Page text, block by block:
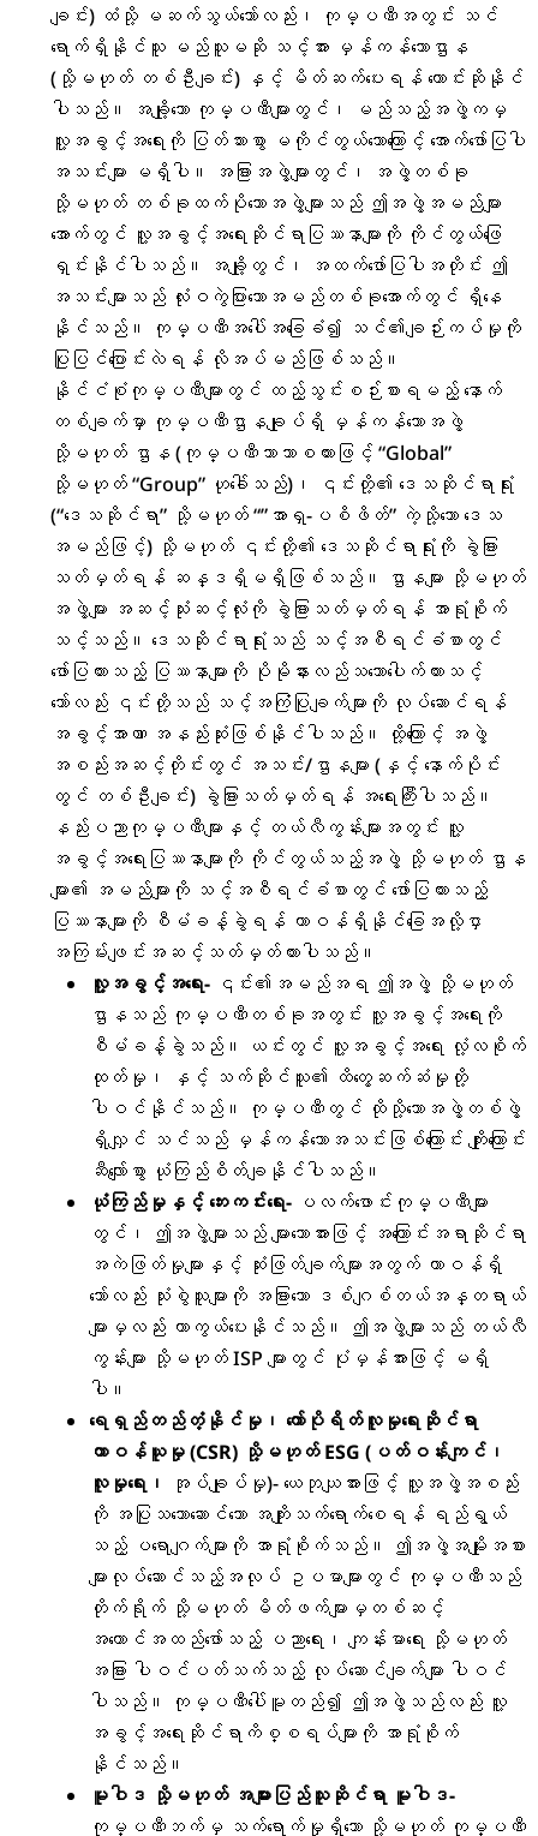
ချင်း) ထံသို့ မဆက်သွယ်သော်လည်း၊ ကုမ္ပဏီအတွင်း သင်
ရောက်ရှိနိုင်သူ မည်သူမဆို သင့်အား မှန်ကန်သောဌာန
(သို့မဟုတ် တစ်ဦးချင်း) နှင့် မိတ်ဆက်ပေးရန် တောင်းဆိုနိုင်
ပါသည်။ အချို့သော ကုမ္ပဏီများတွင်၊ မည်သည့်အဖွဲ့ကမှ
လူ့အခွင့်အရေးကို ပြတ်သားစွာ မကိုင်တွယ်သောကြောင့် အောက်ဖော်ပြပါ
အသင်းများ မရှိပါ။ အခြားအဖွဲ့များတွင်၊ အဖွဲ့တစ်ခု
သို့မဟုတ် တစ်ခုထက်ပိုသောအဖွဲ့များသည် ဤအဖွဲ့အမည်များ
အောက်တွင် လူ့အခွင့်အရေးဆိုင်ရာပြဿနာများကို ကိုင်တွယ်ဖြေ
ရှင်းနိုင်ပါသည်။ အချို့တွင်၊ အထက်ဖော်ပြပါအတိုင်း ဤ
အသင်းများသည် လုံးဝကွဲပြားသောအမည်တစ်ခုအောက်တွင် ရှိနေ
နိုင်သည်။ ကုမ္ပဏီအပေါ်အခြေခံ၍ သင်၏ချဉ်းကပ်မှုကို
ပြုပြင်ပြောင်းလဲရန် လိုအပ်မည်ဖြစ်သည်။
နိုင်ငံစုံကုမ္ပဏီများတွင် ထည့်သွင်းစဉ်းစားရမည့် နောက်
တစ်ချက်မှာ ကုမ္ပဏီဌာနချုပ်ရှိ မှန်ကန်သောအဖွဲ့
သို့မဟုတ် ဌာန (ကုမ္ပဏီဘာသာစကားဖြင့် “Global”
သို့မဟုတ် “Group” ဟုခေါ်သည်)၊ ၎င်းတို့၏ ဒေသဆိုင်ရာရုံး
(“ဒေသဆိုင်ရာ” သို့မဟုတ် “”အာရှ-ပစိဖိတ်” ကဲ့သို့သော ဒေသ
အမည်ဖြင့်) သို့မဟုတ် ၎င်းတို့၏ ဒေသဆိုင်ရာရုံးကို ခွဲခြား
သတ်မှတ်ရန် ဆန္ဒရှိမရှိဖြစ်သည်။ ဌာနများ သို့မဟုတ်
အဖွဲ့များ အဆင့်သုံးဆင့်လုံးကို ခွဲခြားသတ်မှတ်ရန် အာရုံစိုက်
သင့်သည်။ ဒေသဆိုင်ရာရုံးသည် သင့်အစီရင်ခံစာတွင်
ဖော်ပြထားသည့် ပြဿနာများကို ပိုမိုနားလည်သဘောပေါက်ထားသင့်
သော်လည်း ၎င်းတို့သည် သင့်အကြံပြုချက်များကို လုပ်ဆောင်ရန်
အခွင့်အာဏာ အနည်းဆုံးဖြစ်နိုင်ပါသည်။ ထို့ကြောင့် အဖွဲ့
အစည်းအဆင့်တိုင်းတွင် အသင်း/ဌာနများ (နှင့် နောက်ပိုင်း
တွင် တစ်ဦးချင်း) ခွဲခြားသတ်မှတ်ရန် အရေးကြီးပါသည်။
နည်းပညာကုမ္ပဏီများနှင့် တယ်လီကွန်းများအတွင်း လူ့
အခွင့်အရေးပြဿနာများကို ကိုင်တွယ်သည့်အဖွဲ့ သို့မဟုတ် ဌာန
များ၏ အမည်များကို သင့်အစီရင်ခံစာတွင် ဖော်ပြထားသည့်
ပြဿနာများကို စီမံခန့်ခွဲရန် တာဝန်ရှိနိုင်ခြေအလို့ငှာ
အကြမ်းဖျင်းအဆင့်သတ်မှတ်ထားပါသည်။
လူ့အခွင့်အရေး- ၎င်း၏အမည်အရ ဤအဖွဲ့ သို့မဟုတ်
ဌာနသည် ကုမ္ပဏီတစ်ခုအတွင်း လူ့အခွင့်အရေးကို
စီမံခန့်ခွဲသည်။ ယင်းတွင် လူ့အခွင့်အရေး လုံ့လစိုက်
ထုတ်မှု၊ နှင့် သက်ဆိုင်သူ၏ ထိတွေ့ဆက်ဆံမှုတို့
ပါဝင်နိုင်သည်။ ကုမ္ပဏီတွင် ထိုသို့သောအဖွဲ့တစ်ဖွဲ့
ရှိလျှင် သင်သည် မှန်ကန်သောအသင်းဖြစ်ကြောင်း ကျိုးကြောင်း
ဆီလျော်စွာ ယုံကြည်စိတ်ချနိုင်ပါသည်။
ယုံကြည်မှုနှင့် ဘေးကင်းရေး- ပလက်ဖောင်းကုမ္ပဏီများ
တွင်၊ ဤအဖွဲ့များသည် များသောအားဖြင့် အကြောင်းအရာဆိုင်ရာ
အကဲဖြတ်မှုများနှင့် ဆုံးဖြတ်ချက်များအတွက် တာဝန်ရှိ
သော်လည်း သုံးစွဲသူများကို အခြားသော ဒစ်ဂျစ်တယ်အန္တရာယ်
များမှလည်း ကာကွယ်ပေးနိုင်သည်။ ဤအဖွဲ့များသည် တယ်လီ
ကွန်းများ သို့မဟုတ် ISP များတွင် ပုံမှန်အားဖြင့် မရှိ
ပါ။
ရေရှည်တည်တံ့နိုင်မှု၊ ကော်ပိုရိတ်လူမှုရေးဆိုင်ရာ
တာဝန်ယူမှု (CSR) သို့မဟုတ် ESG (ပတ်ဝန်းကျင်၊
လူမှုရေး၊
အုပ်ချုပ်မှု)- ယေဘုယျအားဖြင့် လူ့အဖွဲ့အစည်း
ကို အပြုသဘောဆောင်သော အကျိုးသက်ရောက်စေရန် ရည်ရွယ်
သည့် ပရောဂျက်များကို အာရုံစိုက်သည်။ ဤအဖွဲ့အမျိုးအစား
များလုပ်ဆောင်သည့်အလုပ် ဥပမာများတွင် ကုမ္ပဏီသည်
တိုက်ရိုက် သို့မဟုတ် မိတ်ဖက်များမှတစ်ဆင့်
အကောင်အထည်ဖော်သည့် ပညာရေး၊ ကျန်းမာရေး သို့မဟုတ်
အခြား ပါဝင်ပတ်သက်သည့် လုပ်ဆောင်ချက်များ ပါဝင်
ပါသည်။ ကုမ္ပဏီပေါ်မူတည်၍ ဤအဖွဲ့သည်လည်း လူ့
အခွင့်အရေးဆိုင်ရာကိစ္စရပ်များကို အာရုံစိုက်
နိုင်သည်။
မူဝါဒ သို့မဟုတ် အများပြည်သူဆိုင်ရာ မူဝါဒ-
ကုမ္ပဏီဘက်မှ သက်ရောက်မှုရှိသော သို့မဟုတ် ကုမ္ပဏီ